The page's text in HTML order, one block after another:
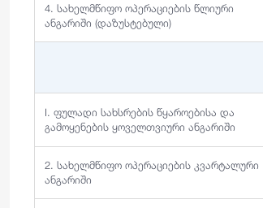
4. სახელმწიფო ოპერაციების წლიური
ანგარიში (დაზუსტებული)
I. ფულადი სახსრების წყაროებისა და
გამოყენების ყოველთვიური ანგარიში
2. სახელმწიფო ოპერაციების კვარტალური
ანგარიში